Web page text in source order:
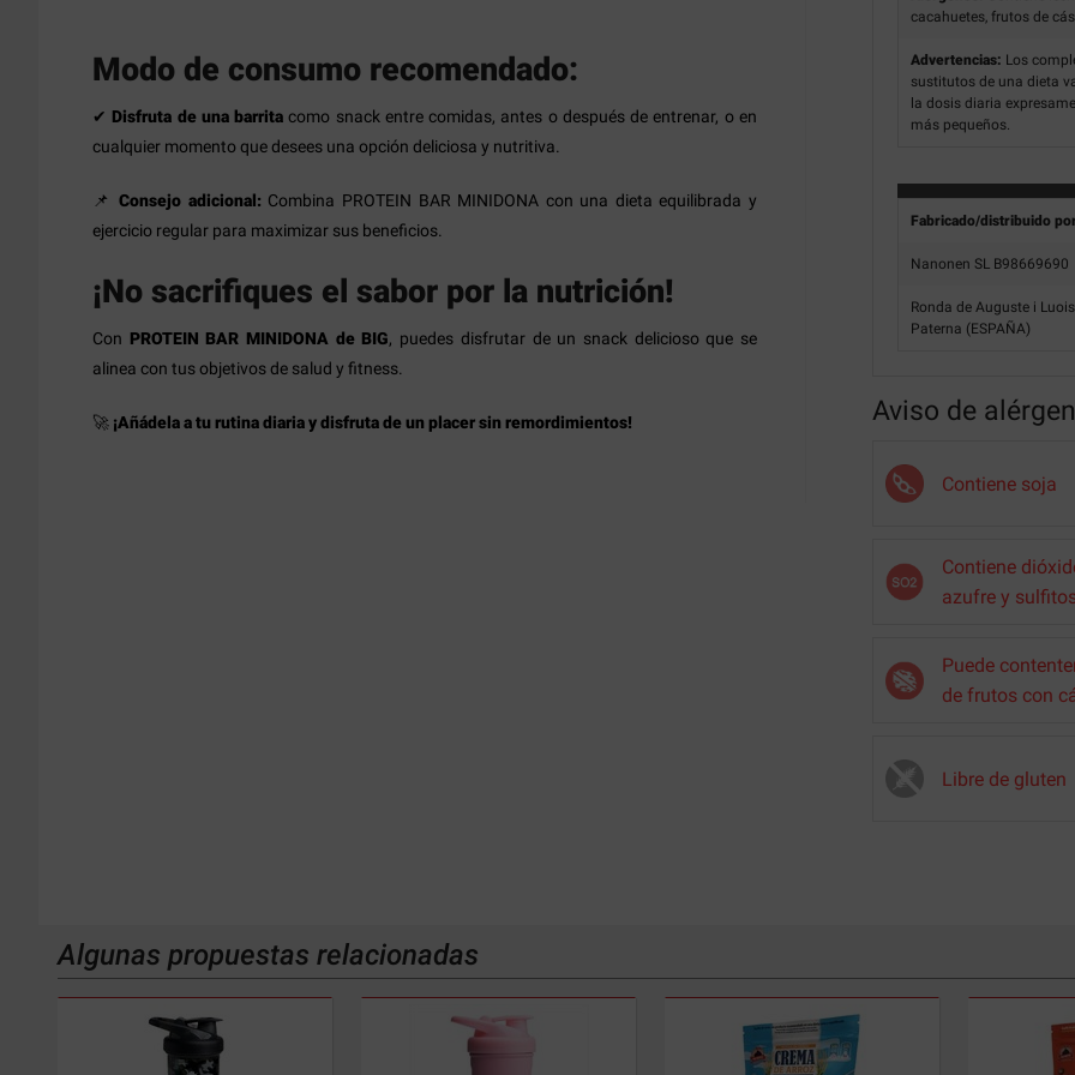
Modo de consumo recomendado:
✔ Disfruta de una barrita como snack entre comidas, antes o después de entrenar, o en
cualquier momento que desees una opción deliciosa y nutritiva.
📌Consejo adicional: Combina PROTEIN BAR MINIDONA con una dieta equilibrada y
ejercicio regular para maximizar sus beneficios.
¡No sacrifiques el sabor por la nutrición!
Con PROTEIN BAR MINIDONA de BIG, puedes disfrutar de un snack delicioso que se
alinea con tus objetivos de salud y fitness.
🚀 ¡Añádela a tu rutina diaria y disfruta de un placer sin remordimientos!
cacahuetes, frutos de
Advertencias: Los
sustitutos de una dieta
la dosis diaria
más pequeños.
Fabricado/distribuido
Nanonen SL B98669690
Ronda de Auguste i
Paterna (ESPAÑA)
Aviso de
Contiene soja
Contiene
azufre y
Puede
de frutos con
Libre de gluten
Algunas propuestas relacionadas